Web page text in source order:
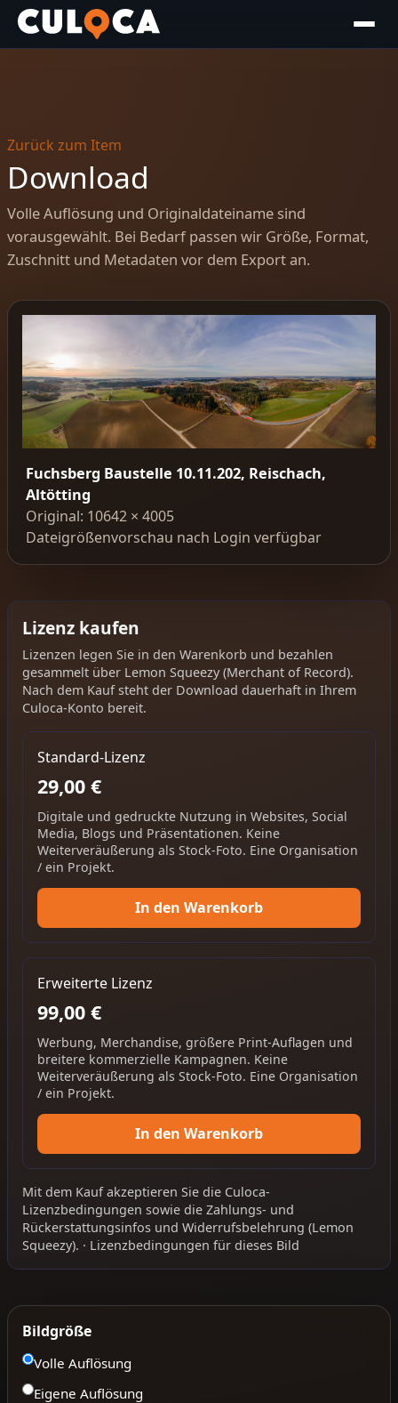
Zurück zum Item
Download
Volle Auflösung und Originaldateiname sind
vorausgewählt. Bei Bedarf passen wir Größe, Format,
Zuschnitt und Metadaten vor dem Export an.
Fuchsberg Baustelle 10.11.202, Reischach,
Altötting
Original: 10642 × 4005
Dateigrößenvorschau nach Login verfügbar
Lizenz kaufen
Lizenzen legen Sie in den Warenkorb und bezahlen
gesammelt über Lemon Squeezy (Merchant of Record).
Nach dem Kauf steht der Download dauerhaft in Ihrem
Culoca-Konto bereit.
Standard-Lizenz
29,00 €
Digitale und gedruckte Nutzung in Websites, Social
Media, Blogs und Präsentationen. Keine
Weiterveräußerung als Stock-Foto. Eine Organisation
/ ein Projekt.
In den Warenkorb
Erweiterte Lizenz
99,00 €
Werbung, Merchandise, größere Print-Auflagen und
breitere kommerzielle Kampagnen. Keine
Weiterveräußerung als Stock-Foto. Eine Organisation
/ ein Projekt.
In den Warenkorb
Mit dem Kauf akzeptieren Sie die Culoca-
Lizenzbedingungen sowie die Zahlungs- und
Rückerstattungsinfos und Widerrufsbelehrung (Lemon
Squeezy). · Lizenzbedingungen für dieses Bild
Bildgröße
Volle Auflösung
Eigene Auflösung